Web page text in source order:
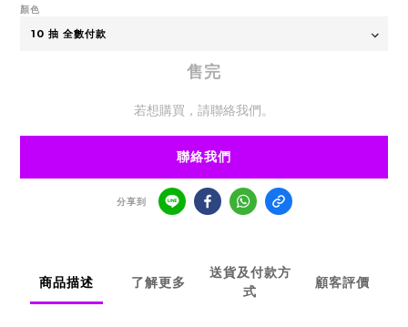
顏色
售完
若想購買，請聯絡我們。
聯絡我們
分享到
商品描述 了解更多
送貨及付款方
式
顧客評價